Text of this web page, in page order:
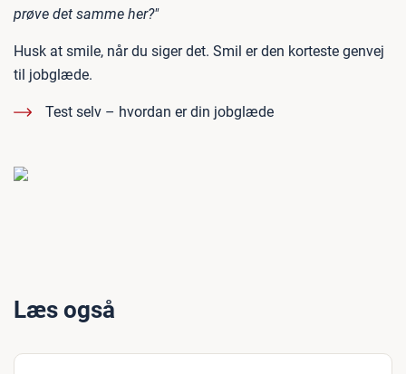
prøve det samme her?"
Husk at smile, når du siger det. Smil er den korteste genvej
til jobglæde.
Test selv – hvordan er din jobglæde
Læs også